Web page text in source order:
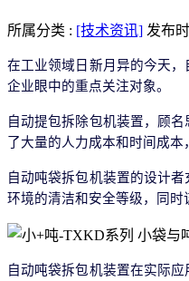
所属分类 : [技术资讯] 发布
在工业领域日新月异的今天
企业眼中的重点关注对象。
自动提包拆除包机装置，顾
了大量的人力成本和时间成
自动吨袋拆包机装置的设计
环境的清洁和安全等级，同时
自动吨袋拆包机装置在实际